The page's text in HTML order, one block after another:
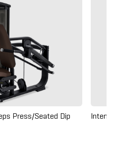
Press/Seated Dip